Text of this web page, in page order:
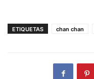
ETIQUETAS chan chan